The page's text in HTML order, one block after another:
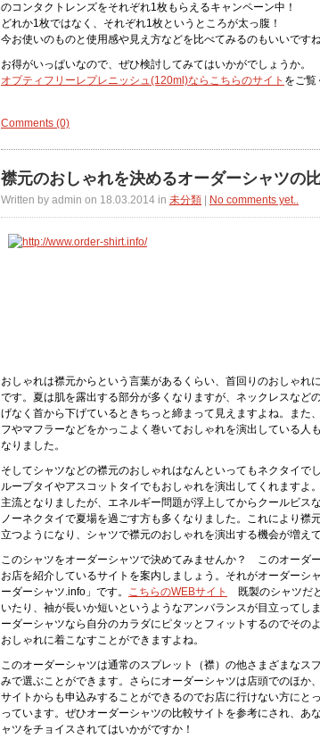
のコンタクトレンズをそれぞれ1枚もらえるキャンペーン中！
どれか1枚ではなく、それぞれ1枚というところが太っ腹！
今お使いのものと使用感や見え方などを比べてみるのもいいですね
お得がいっぱいなので、ぜひ検討してみてはいかがでしょうか。
オプティフリーレプレニッシュ(120ml)ならこちらのサイト をご覧
Comments (0)
襟元のおしゃれを決めるオーダーシャツの
Written by admin on 18.03.2014 in 未分類 No comments yet..
おしゃれは襟元からという言葉があるくらい、首回りのおしゃれ
です。夏は肌を露出する部分が多くなりますが、ネックレスなど
げなく首から下げているときちっと締まって見えますよね。また
フやマフラーなどをかっこよく巻いておしゃれを演出している人
なりました。
そしてシャツなどの襟元のおしゃれはなんといってもネクタイで
ループタイやアスコットタイでもおしゃれを演出してくれますよ
主流となりましたが、エネルギー問題が浮上してからクールビス
ノーネクタイで夏場を過ごす方も多くなりました。これにより襟
立つようになり、シャツで襟元のおしゃれを演出する機会が増えて
このシャツをオーダーシャツで決めてみませんか？ このオーダ
お店を紹介しているサイトを案内しましょう。それがオーダーシ
ーダーシャツ.info」です。 こちらのWEBサイト
既製のシャツだ
いたり、袖が長いか短いというようなアンバランスが目立ってし
ーダーシャツなら自分のカラダにピタッとフィットするのでその
おしゃれに着こなすことができますよね。
このオーダーシャツは通常のスプレット（襟）の他さまざまなス
みで選ぶことができます。さらにオーダーシャツは店頭でのほか
サイトからも申込みすることができるのでお店に行けない方にと
っています。ぜひオーダーシャツの比較サイトを参考にされ、あ
ャツをチョイスされてはいかがですか！